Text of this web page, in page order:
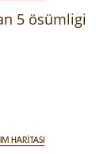
5 ösümligi
HARİTASI